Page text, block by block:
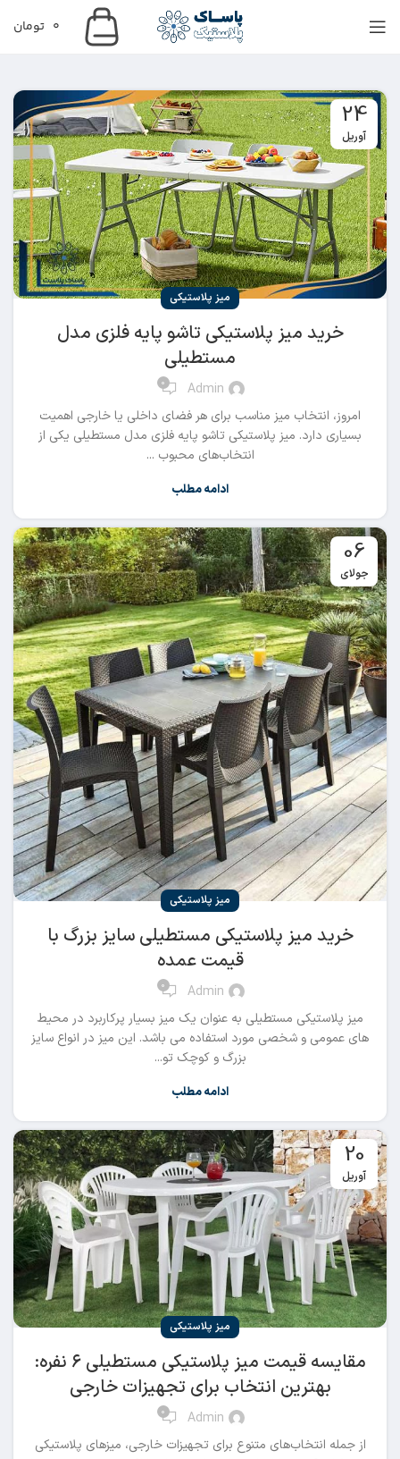
0 تومان
24
آوریل
میز پلاستیکی
خرید میز پلاستیکی تاشو پایه فلزی مدل
مستطیلی
Admin
0
امروز، انتخاب میز مناسب برای هر فضای داخلی یا خارجی اهمیت
بسیاری دارد. میز پلاستیکی تاشو پایه فلزی مدل مستطیلی یکی از
انتخاب‌های محبوب ...
ادامه مطلب
06
جولای
میز پلاستیکی
خرید میز پلاستیکی مستطیلی سایز بزرگ با
قیمت عمده
Admin
0
میز پلاستیکی مستطیلی به عنوان یک میز بسیار پرکاربرد در محیط
های عمومی و شخصی مورد استفاده می باشد. این میز در انواع سایز
بزرگ و کوچک تو...
ادامه مطلب
20
آوریل
میز پلاستیکی
مقایسه قیمت میز پلاستیکی مستطیلی ۶ نفره:
بهترین انتخاب برای تجهیزات خارجی
Admin
0
از جمله انتخاب‌های متنوع برای تجهیزات خارجی، میزهای پلاستیکی